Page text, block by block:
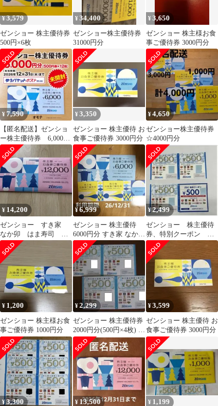
¥3,579
ゼンショー 株主優待券
500円×6枚
¥34,400
ゼンショー株主優待券
31000円分
¥3,650
ゼンショー 株主様お食
事ご優待券 3000円分
¥7,590
【匿名配送】ゼンショ
ー株主優待券 6,000円
分（500円×12枚）
¥3,350
ゼンショー 株主優待 お
食事ご優待券 3000円分
¥4,650
ゼンショー株主優待券
☆4000円分
¥ 14,200
ゼンショー すき家
なか卯 はま寿司 株
主優待券 12,000円
¥6,999
ゼンショー 株主優待
6000円分 すき家 なか卯
ココス はま寿司
¥2,499
ゼンショー 株主優待
券、特別クーポン
2,000円分 送料込み
¥ 1,200
ゼンショー 株主様お食
事ご優待券 1000円分
¥2,299
ゼンショー 株主優待券
2000円分(500円×4枚) す
き家 ココス はま寿司
¥3,599
ゼンショー 株主優待 お
食事ご優待券 3000円分
¥3,300 ¥ 13,500 ¥ 1,199